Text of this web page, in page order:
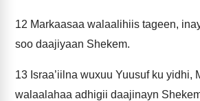
12 Markaasaa walaalihiis tageen,
soo daajiyaan Shekem.
13 Israa’iilna wuxuu Yuusuf ku yidhi,
walaalahaa adhigii daajinayn